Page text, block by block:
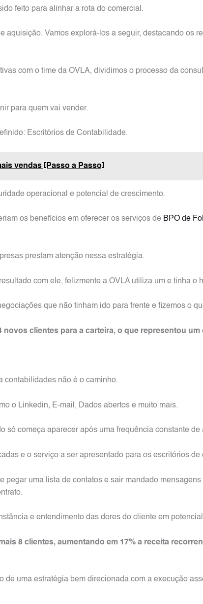
feito para alinhar a rota do comercial.
aquisição. Vamos explorá-los a seguir, destacando os
com o time da OVLA, dividimos o processo da
para quem vai vender.
Escritórios de Contabilidade.
vendas [Passo a Passo]
operacional e potencial de crescimento.
os benefícios em oferecer os serviços de BPO de
prestam atenção nessa estratégia.
com ele, felizmente a OVLA utiliza um e tinha o
que não tinham ido para frente e fizemos o
clientes para a carteira, o que representou
contabilidades não é o caminho.
o Linkedin, E-mail, Dados abertos e muito mais.
só começa aparecer após uma frequência constante de
e o serviço a ser apresentado para os escritórios de
pegar uma lista de contatos e sair mandado
e entendimento das dores do cliente em
8 clientes, aumentando em 17% a receita
de uma estratégia bem direcionada com a execução